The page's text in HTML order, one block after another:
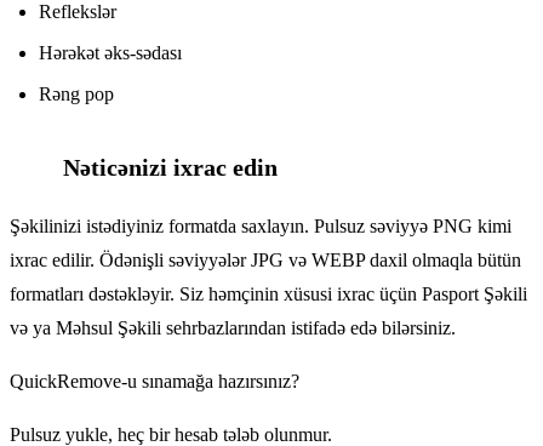
Reflekslər
Hərəkət əks-sədası
Rəng pop
Nəticənizi ixrac edin
Şəkilinizi istədiyiniz formatda saxlayın. Pulsuz səviyyə PNG kimi
ixrac edilir. Ödənişli səviyyələr JPG və WEBP daxil olmaqla bütün
formatları dəstəkləyir. Siz həmçinin xüsusi ixrac üçün Pasport Şəkili
və ya Məhsul Şəkili sehrbazlarından istifadə edə bilərsiniz.
QuickRemove-u sınamağa hazırsınız?
Pulsuz yukle, heç bir hesab tələb olunmur.